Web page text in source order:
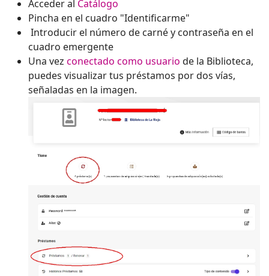
Acceder al Catálogo
Pincha en el cuadro "Identificarme"
Introducir el número de carné y contraseña en el
cuadro emergente
Una vez conectado como usuario de la Biblioteca,
puedes visualizar tus préstamos por dos vías,
señaladas en la imagen.